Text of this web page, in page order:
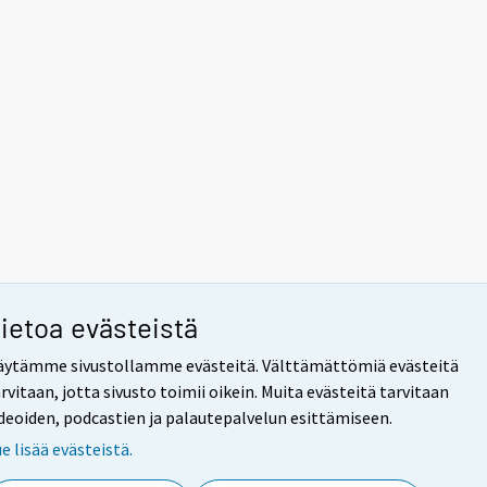
evästeistä
sivustollamme evästeitä. Välttämättömiä evästeitä
jotta sivusto toimii oikein. Muita evästeitä tarvitaan
podcastien ja palautepalvelun esittämiseen.
lisää evästeistä.